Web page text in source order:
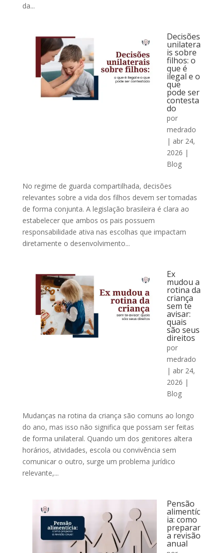
da...
Decisões
unilatera
is sobre
filhos: o
que é
ilegal e o
que
pode ser
contesta
do
por
medrado
| abr 24,
2026 |
Blog
No regime de guarda compartilhada, decisões
relevantes sobre a vida dos filhos devem ser tomadas
de forma conjunta. A legislação brasileira é clara ao
estabelecer que ambos os pais possuem
responsabilidade ativa nas escolhas que impactam
diretamente o desenvolvimento...
Ex
mudou a
rotina da
criança
sem te
avisar:
quais
são seus
direitos
por
medrado
| abr 24,
2026 |
Blog
Mudanças na rotina da criança são comuns ao longo
do ano, mas isso não significa que possam ser feitas
de forma unilateral. Quando um dos genitores altera
horários, atividades, escola ou convivência sem
comunicar o outro, surge um problema jurídico
relevante,...
Pensão
alimentíc
ia: como
preparar
a revisão
anual